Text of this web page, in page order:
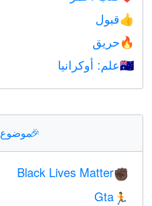
👍قبول
🔥حريق
🇺🇦علم: أوكرانيا
🎉موضوع
✊🏿
Black Lives Matter
🏃
Gta